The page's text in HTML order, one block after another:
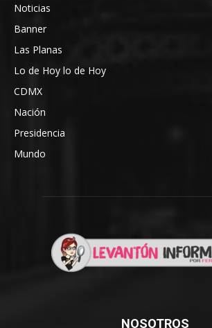
Noticias
Banner
Las Planas
Lo de Hoy lo de Hoy
CDMX
Nación
Presidencia
Mundo
NOSOTROS